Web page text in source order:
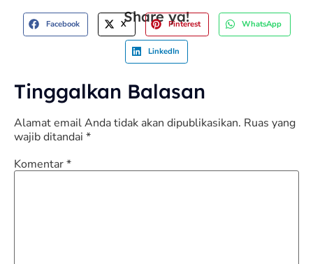
Share ya!
Facebook X Pinterest WhatsApp
LinkedIn
Tinggalkan Balasan
Alamat email Anda tidak akan dipublikasikan. Ruas yang
wajib ditandai *
Komentar*